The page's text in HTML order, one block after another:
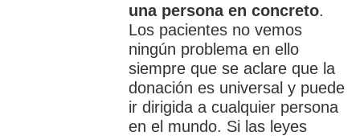
una persona en concreto.
Los pacientes no vemos
ningún problema en ello
siempre que se aclare que la
donación es universal y puede
ir dirigida a cualquier persona
en el mundo. Si las leyes